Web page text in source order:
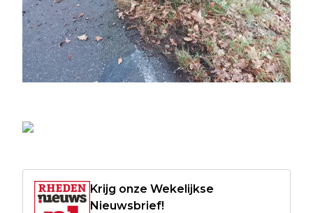
Krijg onze Wekelijkse
Nieuwsbrief!